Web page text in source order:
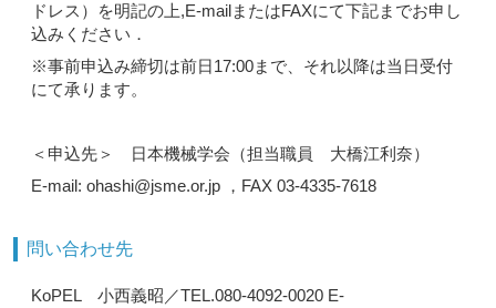
ドレス）を明記の上,E-mailまたはFAXにて下記までお申し
込みください．
※事前申込み締切は前日17:00まで、それ以降は当日受付
にて承ります。
＜申込先＞ 日本機械学会（担当職員 大橋江利奈）
E-mail: ohashi@jsme.or.jp ，FAX 03-4335-7618
問い合わせ先
KoPEL 小西義昭／TEL.080-4092-0020 E-